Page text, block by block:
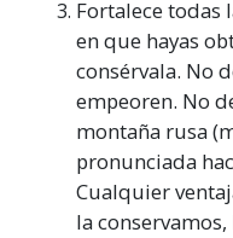
Fortalece todas
en que hayas
consérvala. No
empeoren. No
montaña rusa
pronunciada
Cualquier
la